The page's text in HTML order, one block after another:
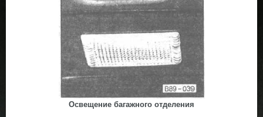
Освещение багажного отделения